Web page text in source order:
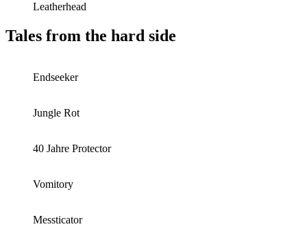
Leatherhead
Tales from the hard side
Endseeker
Jungle Rot
40 Jahre Protector
Vomitory
Messticator